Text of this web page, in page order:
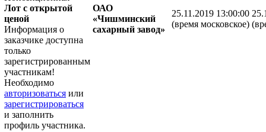
Лот с открытой
ценой
Информация о
заказчике доступна
только
зарегистрированным
участникам!
Необходимо
авторизоваться или
зарегистрироваться
и заполнить
профиль участника.
ОАО
«Чишминский
сахарный завод»
25.11.2019 13:00:00
(время московское)